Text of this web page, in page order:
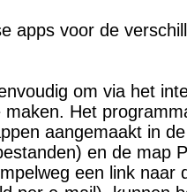
apps voor de
om via het
maken. Het
aangemaakt in
en de map
een link naar